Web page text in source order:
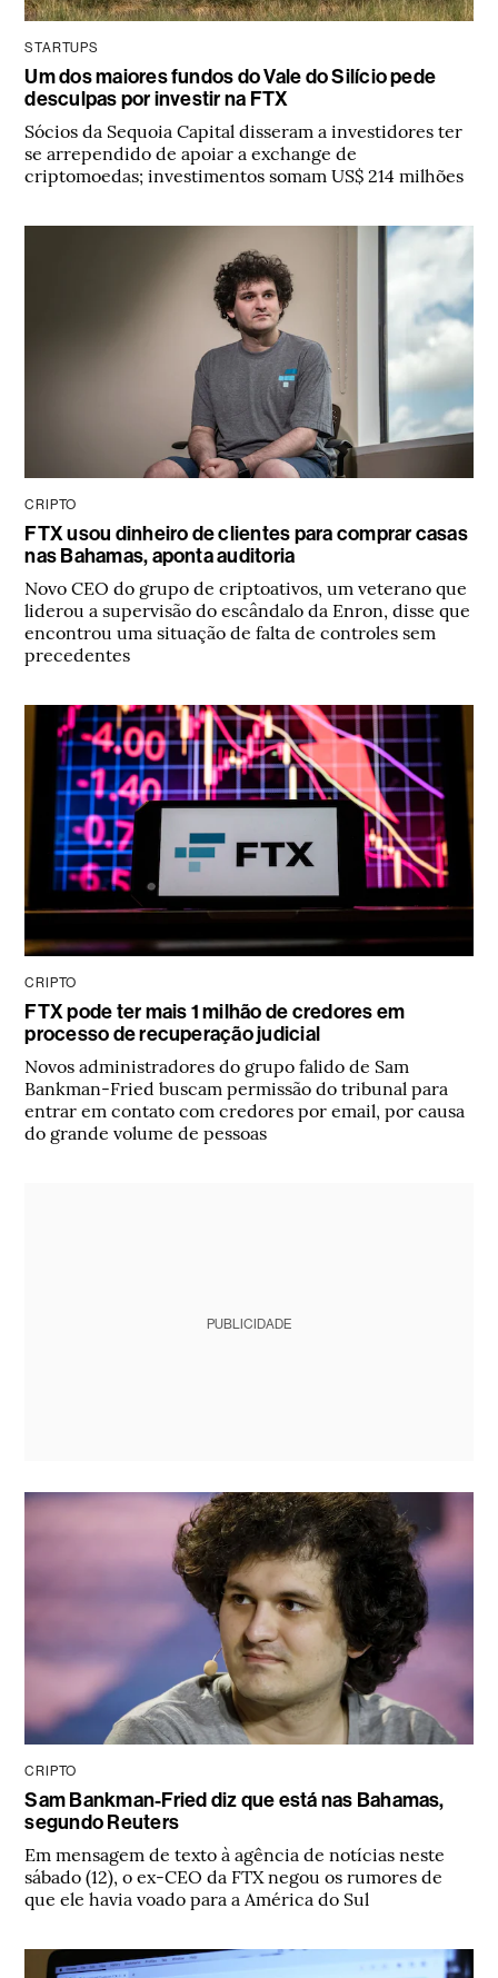
STARTUPS
Um dos maiores fundos do Vale do Silício pede
desculpas por investir na FTX
Sócios da Sequoia Capital disseram a investidores ter
se arrependido de apoiar a exchange de
criptomoedas; investimentos somam US$ 214 milhões
CRIPTO
FTX usou dinheiro de clientes para comprar casas
nas Bahamas, aponta auditoria
Novo CEO do grupo de criptoativos, um veterano que
liderou a supervisão do escândalo da Enron, disse que
encontrou uma situação de falta de controles sem
precedentes
CRIPTO
FTX pode ter mais 1 milhão de credores em
processo de recuperação judicial
Novos administradores do grupo falido de Sam
Bankman-Fried buscam permissão do tribunal para
entrar em contato com credores por email, por causa
do grande volume de pessoas
PUBLICIDADE
CRIPTO
Sam Bankman-Fried diz que está nas Bahamas,
segundo Reuters
Em mensagem de texto à agência de notícias neste
sábado (12), o ex-CEO da FTX negou os rumores de
que ele havia voado para a América do Sul